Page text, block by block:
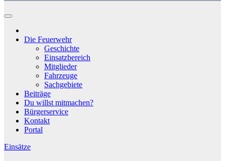
Die Feuerwehr
Geschichte
Einsatzbereich
Mitglieder
Fahrzeuge
Sachgebiete
Beiträge
Du willst mitmachen?
Bürgerservice
Kontakt
Portal
Einsätze